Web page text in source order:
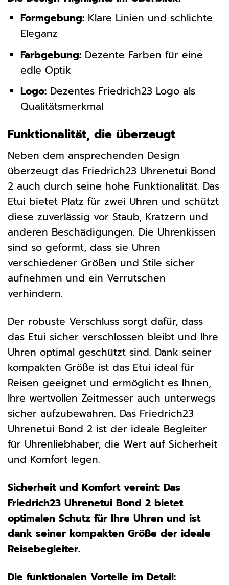
Formgebung:Klare Linien und schlichte
Eleganz
Farbgebung:Dezente Farben für eine
edle Optik
Logo:Dezentes Friedrich23 Logo als
Qualitätsmerkmal
Funktionalität, die überzeugt
Neben dem ansprechenden Design
überzeugt das Friedrich23 Uhrenetui Bond
2 auch durch seine hohe Funktionalität. Das
Etui bietet Platz für zwei Uhren und schützt
diese zuverlässig vor Staub, Kratzern und
anderen Beschädigungen. Die Uhrenkissen
sind so geformt, dass sie Uhren
verschiedener Größen und Stile sicher
aufnehmen und ein Verrutschen
verhindern.
Der robuste Verschluss sorgt dafür, dass
das Etui sicher verschlossen bleibt und Ihre
Uhren optimal geschützt sind. Dank seiner
kompakten Größe ist das Etui ideal für
Reisen geeignet und ermöglicht es Ihnen,
Ihre wertvollen Zeitmesser auch unterwegs
sicher aufzubewahren. Das Friedrich23
Uhrenetui Bond 2 ist der ideale Begleiter
für Uhrenliebhaber, die Wert auf Sicherheit
und Komfort legen.
Sicherheit und Komfort vereint: Das
Friedrich23 Uhrenetui Bond 2 bietet
optimalen Schutz für Ihre Uhren und ist
dank seiner kompakten Größe der ideale
Reisebegleiter.
Die funktionalen Vorteile im Detail: